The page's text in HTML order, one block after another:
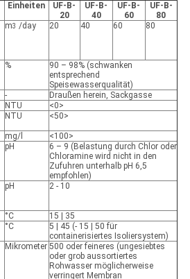
Einheiten
UF-B-
20
UF-B-
40
UF-B-
60
UF-B-
80
m3 /day 20 40 60 80
%
90 – 98% (schwanken
entsprechend
Speisewasserqualität)
-
Draußen herein, Sackgasse
NTU
<0>
NTU <50>
mg/l
<100>
pH
6 – 9 (Belastung durch Chlor oder
Chloramine wird nicht in den
Zufuhren unterhalb pH 6,5
empfohlen)
pH 2 - 10
°C
15 | 35
°C
5 | 45 (- 15 | 50 für
containerisiertes Isoliersystem)
Mikrometer 500 oder feineres (ungesiebtes
oder grob aussortiertes
Rohwasser möglicherweise
verringert Membran